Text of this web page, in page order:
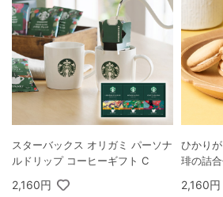
スターバックス オリガミ パーソナ
ルドリップ コーヒーギフト C
2,160円
ひかり
琲の詰
2,160円